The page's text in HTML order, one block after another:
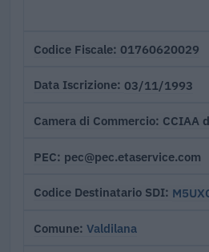
Codice Fiscale 01760620029
Data Iscrizione 03/11/1993
Camera di Commercio CCIAA
PEC pec@pec.etaservice.com
Codice Destinatario SDI
Comune Valdilana